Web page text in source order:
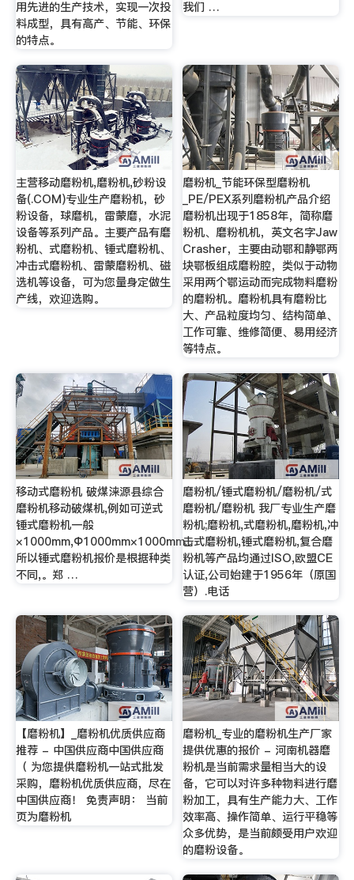
用先进的生产技术，实现一次投
料成型，具有高产、节能、环保
的特点。
我们 …
主营移动磨粉机,磨粉机,砂粉设
备(.COM)专业生产磨粉机，砂
粉设备，球磨机，雷蒙磨，水泥
设备等系列产品。主要产品有磨
粉机、式磨粉机、锤式磨粉机、
冲击式磨粉机、雷蒙磨粉机、磁
选机等设备，可为您量身定做生
产线，欢迎选购。
磨粉机_节能环保型磨粉机
_PE/PEX系列磨粉机产品介绍
磨粉机出现于1858年，简称磨
粉机、磨粉机机，英文名字Jaw
Crasher，主要由动鄂和静鄂两
块鄂板组成磨粉腔，类似于动物
采用两个鄂运动而完成物料磨粉
的磨粉机。磨粉机具有磨粉比
大、产品粒度均匀、结构简单、
工作可靠、维修简便、易用经济
等特点。
移动式磨粉机 破煤涞源县综合
磨粉机移动破煤机,例如可逆式
锤式磨粉机一般
×1000mm,Φ1000mm×1000mm.。
所以锤式磨粉机报价是根据种类
不同,。郑 …
磨粉机/锤式磨粉机/磨粉机/式
磨粉机/磨粉机 我厂专业生产磨
粉机;磨粉机,式磨粉机,磨粉机,冲
击式磨粉机,锤式磨粉机,复合磨
粉机等产品均通过ISO,欧盟CE
认证,公司始建于1956年（原国
营）.电话
【磨粉机】_磨粉机优质供应商
推荐 - 中国供应商中国供应商
（ 为您提供磨粉机一站式批发
采购，磨粉机优质供应商，尽在
中国供应商！ 免责声明： 当前
页为磨粉机
磨粉机_专业的磨粉机生产厂家
提供优惠的报价 - 河南机器磨
粉机是当前需求量相当大的设
备，它可以对许多种物料进行磨
粉加工，具有生产能力大、工作
效率高、操作简单、运行平稳等
众多优势，是当前颇受用户欢迎
的磨粉设备。